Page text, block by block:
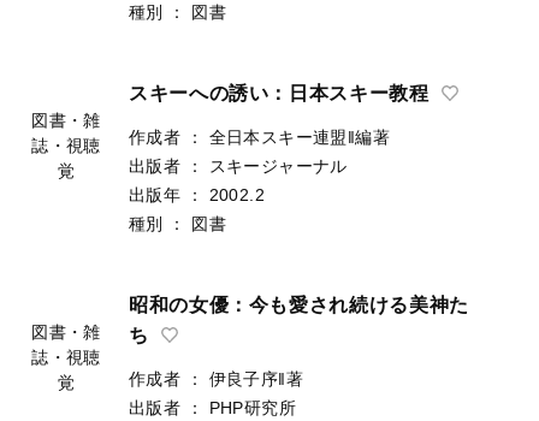
種別
： 図書
図書・雑
誌・視聴
覚
スキーへの誘い：日本スキー教程
作成者 ：
全日本スキー連盟‖編著
出版者
：
スキージャーナル
出版年
：
2002.2
種別
： 図書
図書・雑
誌・視聴
覚
昭和の女優：今も愛され続ける美神た
ち
作成者 ：
伊良子序‖著
出版者
：
PHP研究所